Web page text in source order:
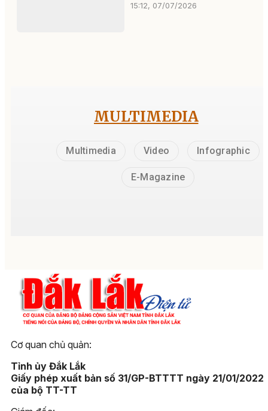
15:12, 07/07/2026
MULTIMEDIA
Multimedia Video Infographic
E-Magazine
Cơ quan chủ quản:
Tỉnh ủy Đắk Lắk
Giấy phép xuất bản số 31/GP-BTTTT ngày 21/01/2022
của bộ TT-TT